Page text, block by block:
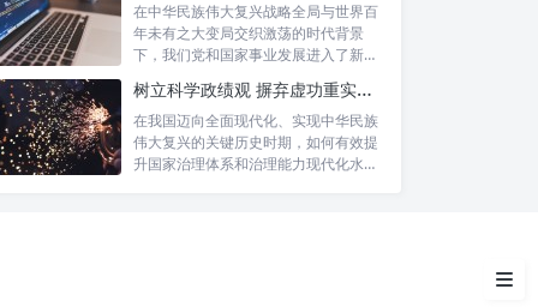
在中华民族伟大复兴战略全局与世界百
年未有之大变局交织激荡的时代背景
下，我们党和国家事业发展进入了新的
树立科学政绩观 摒弃虚功重实绩：迈向高质量发展的必由之路
在我国迈向全面现代化、实现中华民族
伟大复兴的关键历史时期，如何有效提
升国家治理体系和治理能力现代化水
真抓实干：奠定发展基石
勇于担当：擎起责任大旗
奋发有为：激发创新活力
促进发展：实现愿景目标